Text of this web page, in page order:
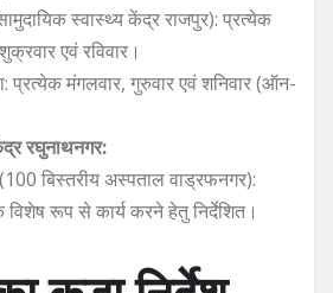
अधिकारी ने आदेश जारी कर स्पष्ट किया है
मोबाइल फोन सदैव सक्रिय रखेंगे। किसी
केंद्र पर उपस्थित होना अनिवार्य होगा।
बिना पूर्व अनुमति के मुख्यालय छोड़ने पर
किसी भी प्रकार की बाधा बर्दाश्त नहीं की